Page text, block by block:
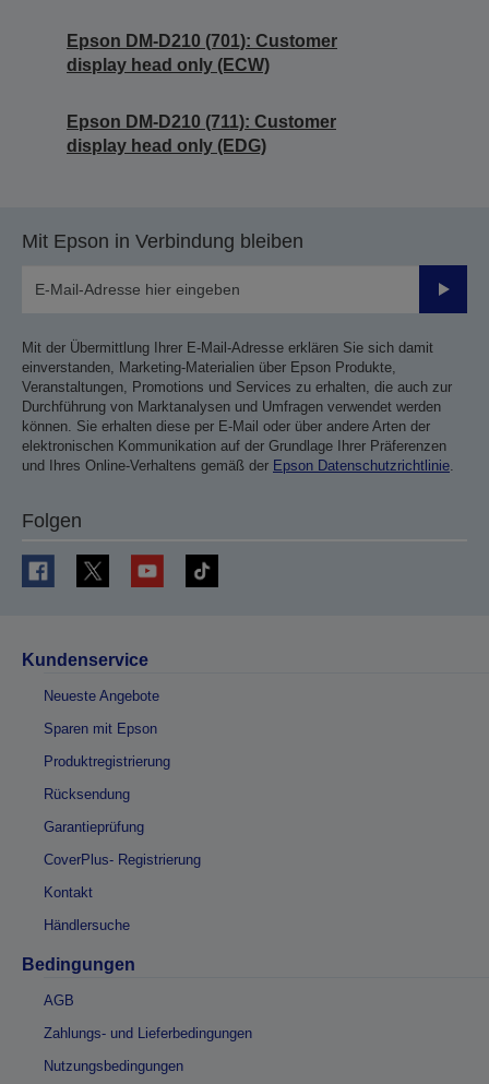
Epson DM-D210 (701): Customer
display head only (ECW)
Epson DM-D210 (711): Customer
display head only (EDG)
Mit Epson in Verbindung bleiben
Mit der Übermittlung Ihrer E-Mail-Adresse erklären Sie sich damit
einverstanden, Marketing-Materialien über Epson Produkte,
Veranstaltungen, Promotions und Services zu erhalten, die auch zur
Durchführung von Marktanalysen und Umfragen verwendet werden
können. Sie erhalten diese per E-Mail oder über andere Arten der
elektronischen Kommunikation auf der Grundlage Ihrer Präferenzen
und Ihres Online-Verhaltens gemäß der Epson Datenschutzrichtlinie.
Folgen
Kundenservice
Neueste Angebote
Sparen mit Epson
Produktregistrierung
Rücksendung
Garantieprüfung
CoverPlus- Registrierung
Kontakt
Händlersuche
Bedingungen
AGB
Zahlungs- und Lieferbedingungen
Nutzungsbedingungen